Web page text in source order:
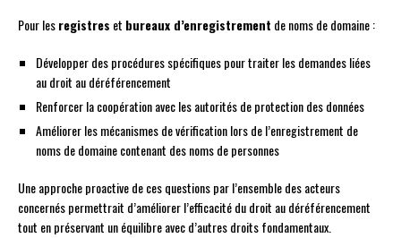
Pour lesregistres et bureaux d’enregistrement de noms de domaine :
Développer des procédures spécifiques pour traiter les demandes liées
au droit au déréférencement
Renforcer la coopération avec les autorités de protection des données
Améliorer les mécanismes de vérification lors de l’enregistrement de
noms de domaine contenant des noms de personnes
Une approche proactive de ces questions par l’ensemble des acteurs
concernés permettrait d’améliorer l’efficacité du droit au déréférencement
tout en préservant un équilibre avec d’autres droits fondamentaux.